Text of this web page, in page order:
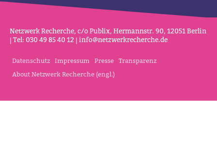
Netz­werk Recherche, c/o Publix, Her­mannstr. 90, 12051 Berlin
| Tel: 030 49 85 40 12 | info@netz­werk­re­cherche.de
Datenschutz Impressum Presse Transparenz
About Netzwerk Recherche (engl.)